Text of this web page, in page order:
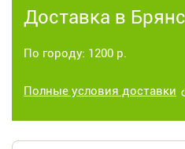
Доставка в
По городу: 1200 р.
Полные условия доставки